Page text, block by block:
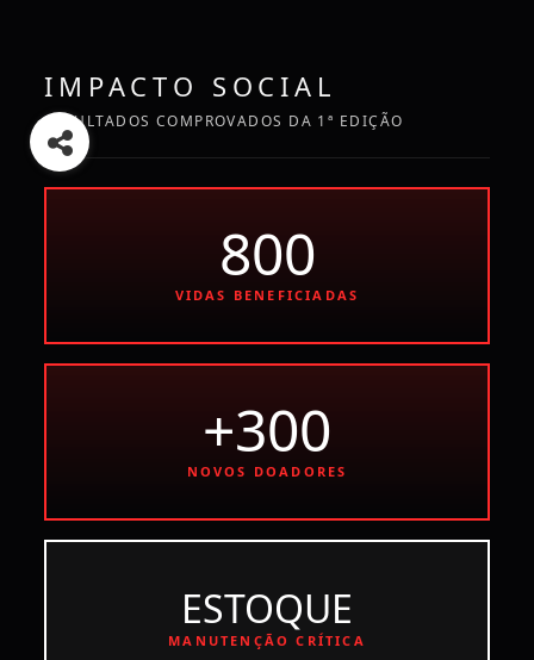
IMPACTO SOCIAL
RESULTADOS COMPROVADOS DA 1ª EDIÇÃO
800
VIDAS BENEFICIADAS
+300
NOVOS DOADORES
ESTOQUE
MANUTENÇÃO CRÍTICA